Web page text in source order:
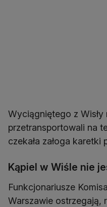
Wyciągniętego z
przetransportowali na
czekała załoga
Kąpiel w Wiśle nie
Funkcjonariusze
Warszawie ostrzegają,